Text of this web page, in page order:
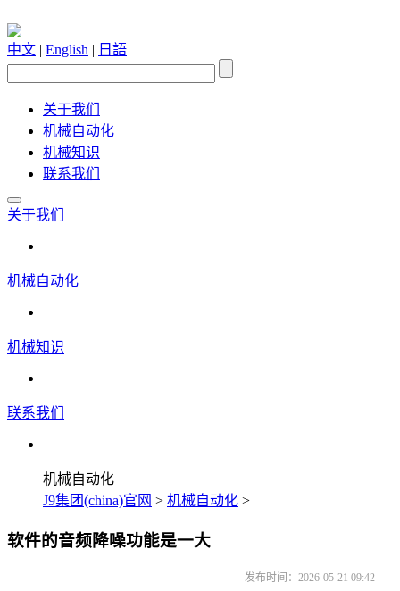
中文 | English | 日語
关于我们
机械自动化
机械知识
联系我们
关于我们
机械自动化
机械知识
联系我们
机械自动化
J9集团(china)官网 > 机械自动化 >
软件的音频降噪功能是一大
发布时间：2026-05-21 09:42